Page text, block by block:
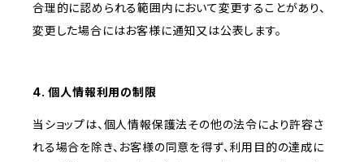
合理的に認められる範囲内において変更することがあり、
変更した場合にはお客様に通知又は公表します。
4. 個人情報利用の制限
当ショップは、個人情報保護法その他の法令により許容さ
れる場合を除き、お客様の同意を得ず、利用目的の達成に